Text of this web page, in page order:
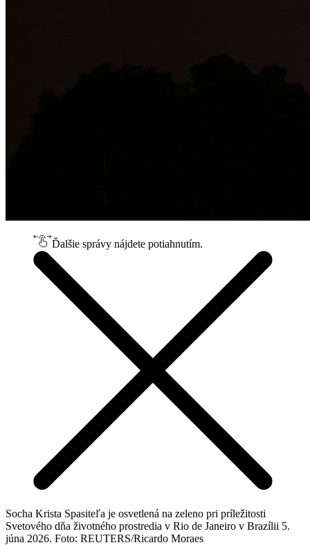
Ďalšie správy nájdete potiahnutím.
Socha Krista Spasiteľa je osvetlená na zeleno pri príležitosti
Svetového dňa životného prostredia v Rio de Janeiro v Brazílii 5.
júna 2026. Foto: REUTERS/Ricardo Moraes